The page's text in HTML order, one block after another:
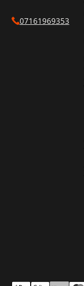
07161969353